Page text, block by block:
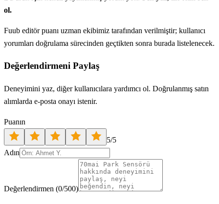
ol.
Fuub editör puanı uzman ekibimiz tarafından verilmiştir; kullanıcı
yorumları doğrulama sürecinden geçtikten sonra burada listelenecek.
Değerlendirmeni Paylaş
Deneyimini yaz, diğer kullanıcılara yardımcı ol. Doğrulanmış satın
alımlarda e-posta onayı istenir.
Puanın
5/5
Adın
Değerlendirmen (0/500)